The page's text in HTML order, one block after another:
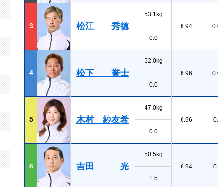
3 松江 秀徳
53.1kg
6.94
0.0
4 松下 誉士
52.0kg
6.96
0.0
5 木村 紗友希
47.0kg
6.96
-
0.0
6 吉田 光
50.5kg
6.94
-
1.5